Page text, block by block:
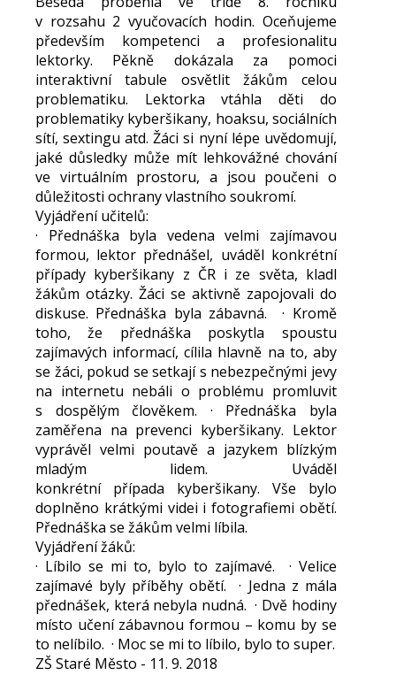
v rozsahu 2 vyučovacích hodin. Oceňujeme
především kompetenci a profesionalitu
lektorky. Pěkně dokázala za pomoci
interaktivní tabule osvětlit žákům celou
problematiku. Lektorka vtáhla děti do
problematiky kyberšikany, hoaksu, sociálních
sítí, sextingu atd. Žáci si nyní lépe uvědomují,
jaké důsledky může mít lehkovážné chování
ve virtuálním prostoru, a jsou poučeni o
důležitosti ochrany vlastního soukromí.
Vyjádření učitelů:
· Přednáška byla vedena velmi zajímavou
formou, lektor přednášel, uváděl konkrétní
případy kyberšikany z ČR i ze světa, kladl
žákům otázky. Žáci se aktivně zapojovali do
diskuse. Přednáška byla zábavná. · Kromě
toho, že přednáška poskytla spoustu
zajímavých informací, cílila hlavně na to, aby
se žáci, pokud se setkají s nebezpečnými jevy
na internetu nebáli o problému promluvit
s dospělým člověkem. · Přednáška byla
zaměřena na prevenci kyberšikany. Lektor
vyprávěl velmi poutavě a jazykem blízkým
mladým lidem. Uváděl
konkrétní případa kyberšikany. Vše bylo
doplněno krátkými videi i fotografiemi obětí.
Přednáška se žákům velmi líbila.
Vyjádření žáků:
· Líbilo se mi to, bylo to zajímavé. · Velice
zajímavé byly příběhy obětí. · Jedna z mála
přednášek, která nebyla nudná. · Dvě hodiny
místo učení zábavnou formou – komu by se
to nelíbilo. · Moc se mi to líbilo, bylo to super.
ZŠ Staré Město - 11. 9. 2018